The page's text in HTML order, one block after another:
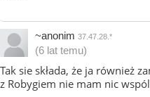
~anonim 37.47.28.*
(6 lat temu)
Tak sie składa, że ja również
z Robygiem nie mam nic